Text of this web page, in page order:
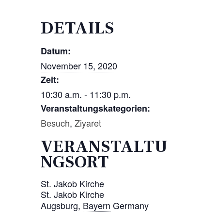
DETAILS
Datum:
November 15, 2020
Zeit:
10:30 a.m. - 11:30 p.m.
Veranstaltungskategorien:
Besuch, Ziyaret
VERANSTALTU
NGSORT
St. Jakob Kirche
St. Jakob Kirche
Augsburg, Bayern Germany